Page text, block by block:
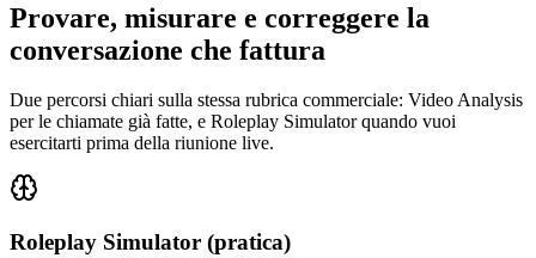
Provare, misurare e correggere la
conversazione che fattura
Due percorsi chiari sulla stessa rubrica commerciale: Video Analysis
per le chiamate già fatte, e Roleplay Simulator quando vuoi
esercitarti prima della riunione live.
Roleplay Simulator (pratica)